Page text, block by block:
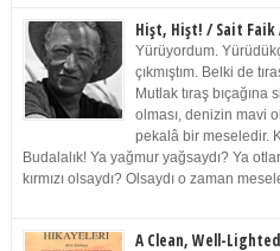
Hişt, Hişt! / Sait Faik
Yürüyordum.
çıkmıştım. Belki de
Mutlak tıraş bıçağına
olması, denizin mavi
pekalâ bir meseledir.
Budalalık! Ya yağmur yağsaydı? Ya
kırmızı olsaydı? Olsaydı o zaman
A Clean, Well-